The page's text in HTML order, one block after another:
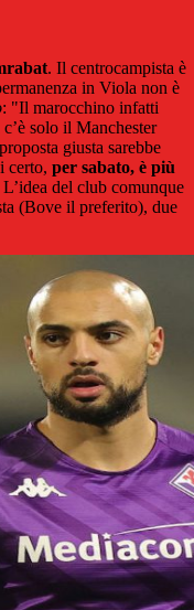
. Il centrocampista è
in Viola non è
: "Il marocchino infatti
solo il Manchester
giusta sarebbe
certo, per sabato, è più
L’idea del club comunque
(Bove il preferito), due